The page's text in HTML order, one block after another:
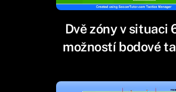
Dvě zóny v situaci
možností bodové